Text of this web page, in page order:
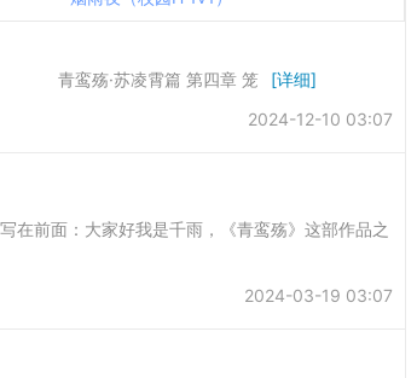
鸾殇·苏凌霄篇 第四章 笼
[详细]
2024-12-10 03:07
前面：大家好我是千雨，《青鸾殇》这部作品之
2024-03-19 03:07